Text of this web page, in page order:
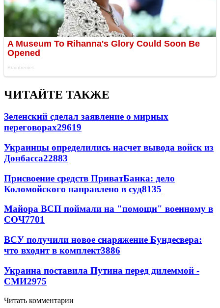
ЧИТАЙТЕ ТАКЖЕ
Зеленский сделал заявление о мирных
переговорах29619
Украинцы определились насчет вывода войск из
Донбасса22883
Присвоение средств ПриватБанка: дело
Коломойского направлено в суд8135
Майора ВСП поймали на "помощи" военному в
СОЧ7701
ВСУ получили новое снаряжение Бундесвера:
что входит в комплект3886
Украина поставила Путина перед дилеммой -
СМИ2975
Читать комментарии